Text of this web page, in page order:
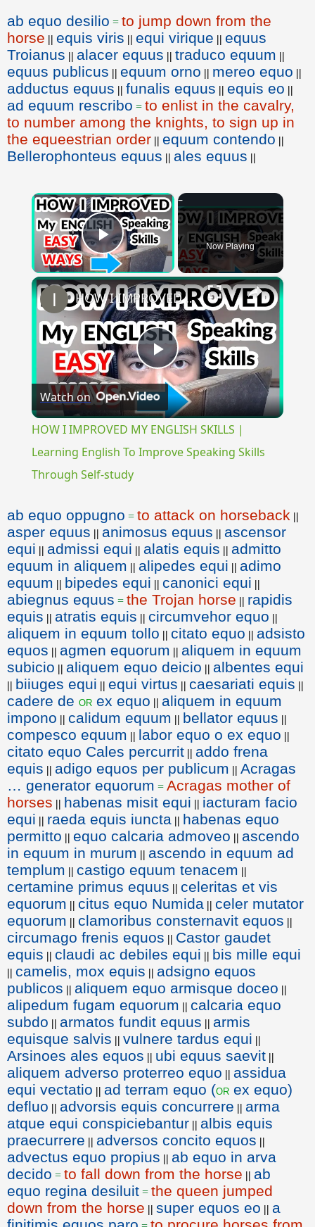
ab equo desilio = to jump down from the
horse || equis viris || equi virique || equus
Troianus || alacer equus || traduco equum ||
equus publicus || equum orno || mereo equo ||
adductus equus || funalis equus || equis eo ||
ad equum rescribo = to enlist in the cavalry,
to number among the knights, to sign up in
the equeestrian order || equum contendo ||
Bellerophonteus equus || ales equus ||
×
Play Video Now Playing
×
Play
Video
HOW I IMPROVED MY ENGLISH SKILLS | Learning English To Improve Speaking Skills Through Self-study
Watch on
HOW I IMPROVED MY ENGLISH SKILLS |
Learning English To Improve Speaking Skills
Through Self-study
ab equo oppugno = to attack on horseback ||
asper equus || animosus equus || ascensor
equi || admissi equi || alatis equis || admitto
equum in aliquem || alipedes equi || adimo
equum || bipedes equi || canonici equi ||
abiegnus equus = the Trojan horse || rapidis
equis || atratis equis || circumvehor equo ||
aliquem in equum tollo || citato equo || adsisto
equos || agmen equorum || aliquem in equum
subicio || aliquem equo deicio || albentes equi
|| biiuges equi || equi virtus || caesariati equis ||
cadere de or ex equo || aliquem in equum
impono || calidum equum || bellator equus ||
compesco equum || labor equo o ex equo ||
citato equo Cales percurrit || addo frena
equis || adigo equos per publicum || Acragas
… generator equorum = Acragas mother of
horses || habenas misit equi || iacturam facio
equi || raeda equis iuncta || habenas equo
permitto || equo calcaria admoveo || ascendo
in equum in murum || ascendo in equum ad
templum || castigo equum tenacem ||
certamine primus equus || celeritas et vis
equorum || citus equo Numida || celer mutator
equorum || clamoribus consternavit equos ||
circumago frenis equos || Castor gaudet
equis || claudi ac debiles equi || bis mille equi
|| camelis, mox equis || adsigno equos
publicos || aliquem equo armisque doceo ||
alipedum fugam equorum || calcaria equo
subdo || armatos fundit equus || armis
equisque salvis || vulnere tardus equi ||
Arsinoes ales equos || ubi equus saevit ||
aliquem adverso proterreo equo || assidua
equi vectatio || ad terram equo (or ex equo)
defluo || advorsis equis concurrere || arma
atque equi conspiciebantur || albis equis
praecurrere || adversos concito equos ||
advectus equo propius || ab equo in arva
decido = to fall down from the horse || ab
equo regina desiluit = the queen jumped
down from the horse || super equos eo || a